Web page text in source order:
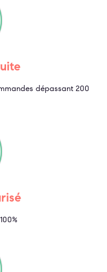
dépassant 200